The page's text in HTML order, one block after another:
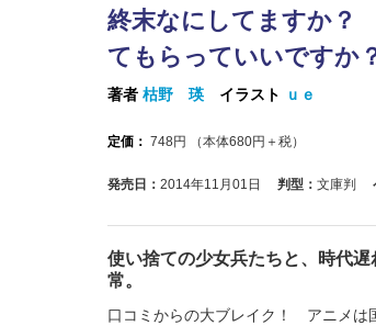
終末なにしてますか
てもらっていいですか
著者 枯野 瑛 イラスト ｕｅ
定価： 748円 （本体680円＋税）
発売日： 2014年11月01日 判型： 文庫判
使い捨ての少女兵たちと、時代
常。
口コミからの大ブレイク！ アニメは